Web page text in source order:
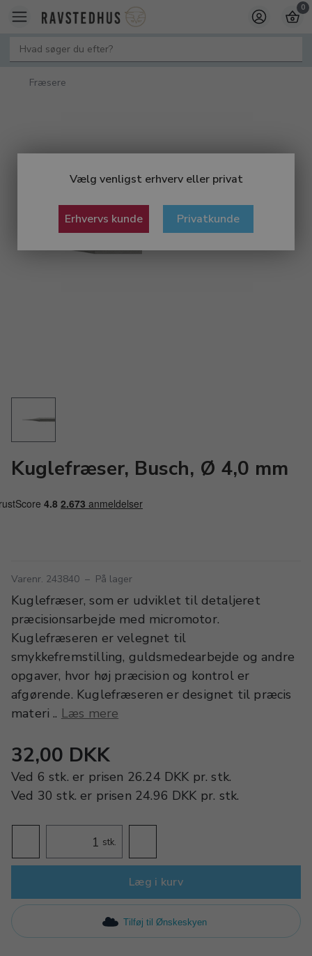
Vælg venligst erhverv eller privat
Erhvervs kunde Privatkunde
0
Fræsere
Kuglefræser, Busch, Ø 4,0 mm
Varenr. 243840 – På lager
Kuglefræser, som er udviklet til detaljeret
præcisionsarbejde med micromotor.
Kuglefræseren er velegnet til
smykkefremstilling, guldsmedearbejde og andre
opgaver, hvor høj præcision og kontrol er
afgørende. Kuglefræseren er designet til præcis
materi .. Læs mere
32,00 DKK
Ved 6 stk. er prisen 26.24 DKK pr.stk.
Ved 30 stk. er prisen 24.96 DKK pr. stk.
stk.
Læg i kurv
Tilføj til Ønskeskyen